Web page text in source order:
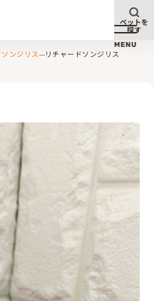
メニ
MENU
ペットを
探す
ンジリス リチャードソンジリス